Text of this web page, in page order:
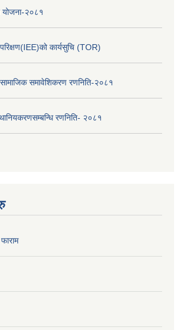
योजना-२०८१
परिक्षण(IEE)को कार्यसुचि (TOR)
समावेशिकरण रणनिति-२०८१
रणनिति- २०८१